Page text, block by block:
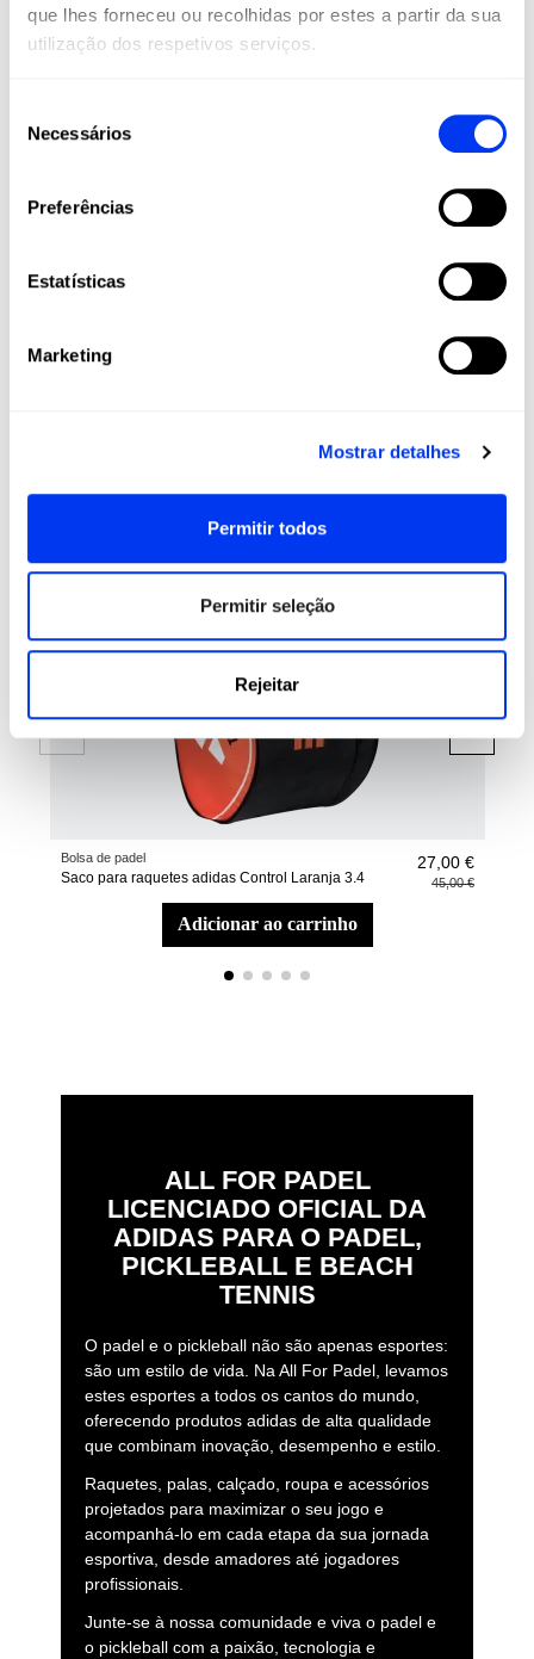
que lhes forneceu ou recolhidas por estes a partir da sua
utilização dos respetivos serviços.
Necessários
Preferências
Estatísticas
Marketing
Mostrar detalhes
Permitir todos
Permitir seleção
Rejeitar
Raquetes de padel 180,00 €
Bolsa de padel
Saco para raquetes adidas Control Laranja 3.4
27,00 €
45,00 €
adicionar ao carrinho
ALL FOR PADEL
LICENCIADO OFICIAL DA
ADIDAS PARA O PADEL,
PICKLEBALL E BEACH
TENNIS
O padel e o pickleball não são apenas esportes:
são um estilo de vida. Na All For Padel, levamos
estes esportes a todos os cantos do mundo,
oferecendo produtos adidas de alta qualidade
que combinam inovação, desempenho e estilo.
Raquetes, palas, calçado, roupa e acessórios
projetados para maximizar o seu jogo e
acompanhá-lo em cada etapa da sua jornada
esportiva, desde amadores até jogadores
profissionais.
Junte-se à nossa comunidade e viva o padel e
o pickleball com a paixão, tecnologia e